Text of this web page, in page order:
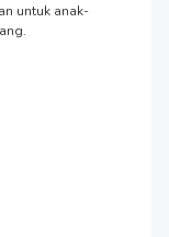
untuk anak-